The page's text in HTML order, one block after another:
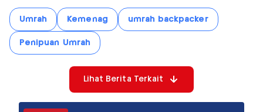
Umrah Kemenag umrah backpacker
Penipuan Umrah
Lihat Berita Terkait